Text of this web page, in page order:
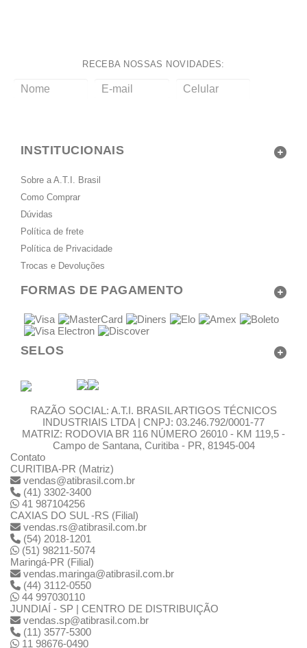
RECEBA NOSSAS NOVIDADES:
INSTITUCIONAIS
Sobre a A.T.I. Brasil
Como Comprar
Dúvidas
Política de frete
Política de Privacidade
Trocas e Devoluções
FORMAS DE PAGAMENTO
SELOS
RAZÃO SOCIAL: A.T.I. BRASIL ARTIGOS TÉCNICOS
INDUSTRIAIS LTDA | CNPJ: 03.246.792/0001-77
MATRIZ: RODOVIA BR 116 NÚMERO 26010 - KM 119,5 -
Campo de Santana, Curitiba - PR, 81945-004
Contato
CURITIBA-PR (Matriz)
vendas@atibrasil.com.br
(41) 3302-3400
41 987104256
CAXIAS DO SUL -RS (Filial)
vendas.rs@atibrasil.com.br
(54) 2018-1201
(51) 98211-5074
Maringá-PR (Filial)
vendas.maringa@atibrasil.com.br
(44) 3112-0550
44 997030110
JUNDIAÍ - SP | CENTRO DE DISTRIBUIÇÃO
vendas.sp@atibrasil.com.br
(11) 3577-5300
11 98676-0490